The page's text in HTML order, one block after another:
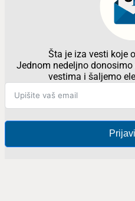
Šta je iza vesti koje
Jednom nedeljno
vestima i šaljemo